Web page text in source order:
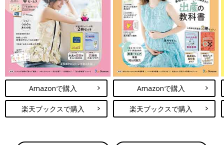
Amazonで購入
楽天ブックスで購入
Amazonで購入
楽天ブックスで購入